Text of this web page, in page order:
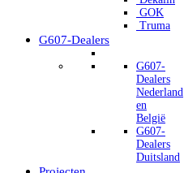
GOK
Truma
G607-Dealers
G607-
Dealers
Nederland
en
België
G607-
Dealers
Duitsland